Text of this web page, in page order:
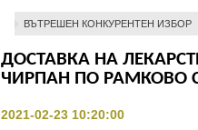
ВЪТРЕШЕН КОНКУРЕНТЕН ИЗБОР
ДОСТАВКА НА
ЧИРПАН ПО РАМКОВО
2021-02-23 10:20:00